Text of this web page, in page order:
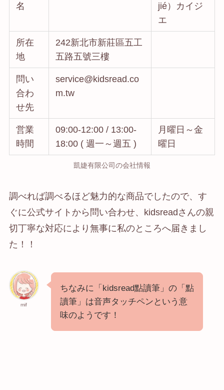
名
jié）カイジ
エ
所在
地
242新北市新莊區五工
五路五號三樓
問い
合わ
せ先
service@kidsread.co
m.tw
営業
時間
09:00-12:00 / 13:00-
18:00 ( 週一～週五 )
月曜日～金
曜日
凱婕有限公司の会社情報
調べれば調べるほど魅力的な商品でしたので、す
ぐに公式サイトから問い合わせ、kidsreadさんの親
切丁寧な対応により無事に私のところへ届きまし
た！！
mif
ちなみに「kidsread點讀筆」の「點
讀筆」は音声タッチペンという意
味のようです！